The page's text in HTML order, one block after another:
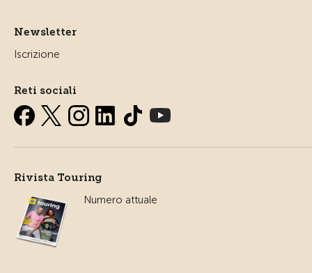
Newsletter
Iscrizione
Reti sociali
Rivista Touring
Numero attuale